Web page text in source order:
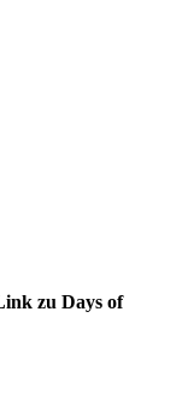
zu Days of